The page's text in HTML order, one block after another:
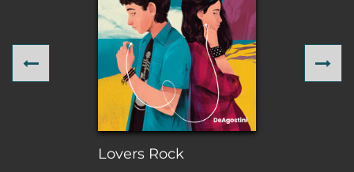
Lovers Rock
Previous